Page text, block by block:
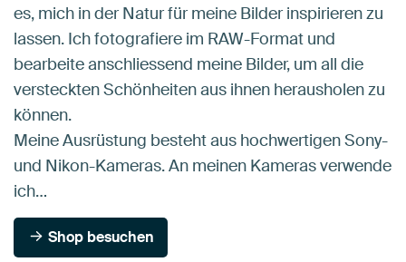
es, mich in der Natur für meine Bilder inspirieren zu
lassen. Ich fotografiere im RAW-Format und
bearbeite anschliessend meine Bilder, um all die
versteckten Schönheiten aus ihnen herausholen zu
können.
Meine Ausrüstung besteht aus hochwertigen Sony-
und Nikon-Kameras. An meinen Kameras verwende
ich…
Shop besuchen